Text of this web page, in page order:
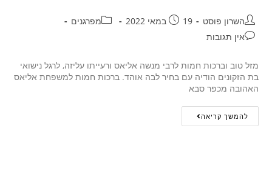
השרון פוסט 19 במאי 2022
מפרגנים
אין תגובות
מזל טוב וברכות חמות לרבי מנשה אליאס ורעייתו עליזה, לרגל נישואי
בת הזקונים הודיה עם בחיר לבה אוהד. ברכות חמות למשפחת אליאס
האהובה מכפר סבא
להמשך קריאה